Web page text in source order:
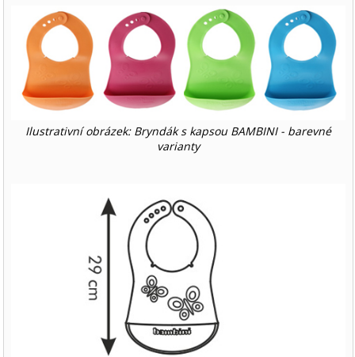
Ilustrativní obrázek: Bryndák s kapsou BAMBINI - barevné
varianty